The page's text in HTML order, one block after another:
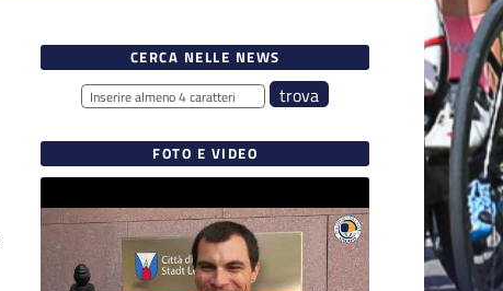
CERCA NELLE NEWS
FOTO E VIDEO